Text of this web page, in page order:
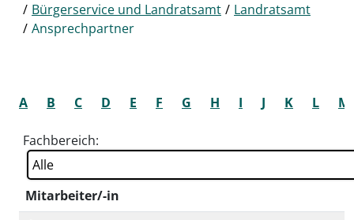
Bürgerservice und Landratsamt
Landratsamt
Ansprechpartner
A B C D E F G H I J K L M
Fachbereich:
Mitarbeiter/-in